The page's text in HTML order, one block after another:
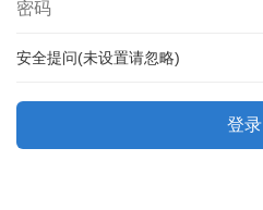
安全提问(未设置请忽略)
登录